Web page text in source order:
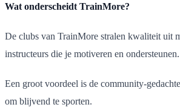
Wat onderscheidt TrainMore?
De clubs van TrainMore stralen kwaliteit uit
instructeurs die je motiveren en
Een groot voordeel is de community-
om blijvend te sporten.